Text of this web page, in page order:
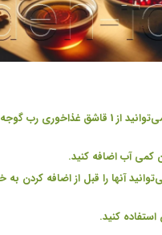
برای اینکه خورشت فسنجون رنگ تیره تری داشته باشد،
آب اضافه کنید.
آنها را قبل از اضافه کردن
کنید.